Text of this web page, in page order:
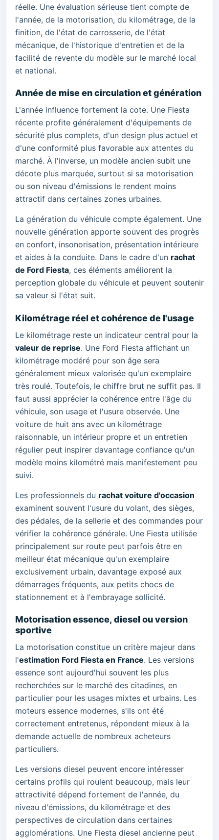
réelle. Une évaluation sérieuse tient compte de
l'année, de la motorisation, du kilométrage, de la
finition, de l'état de carrosserie, de l'état
mécanique, de l'historique d'entretien et de la
facilité de revente du modèle sur le marché local
et national.
Année de mise en circulation et génération
L'année influence fortement la cote. Une Fiesta
récente profite généralement d'équipements de
sécurité plus complets, d'un design plus actuel et
d'une conformité plus favorable aux attentes du
marché. À l'inverse, un modèle ancien subit une
décote plus marquée, surtout si sa motorisation
ou son niveau d'émissions le rendent moins
attractif dans certaines zones urbaines.
La génération du véhicule compte également. Une
nouvelle génération apporte souvent des progrès
en confort, insonorisation, présentation intérieure
et aides à la conduite. Dans le cadre d'un rachat
de Ford Fiesta, ces éléments améliorent la
perception globale du véhicule et peuvent soutenir
sa valeur si l'état suit.
Kilométrage réel et cohérence de l'usage
Le kilométrage reste un indicateur central pour la
valeur de reprise. Une Ford Fiesta affichant un
kilométrage modéré pour son âge sera
généralement mieux valorisée qu'un exemplaire
très roulé. Toutefois, le chiffre brut ne suffit pas. Il
faut aussi apprécier la cohérence entre l'âge du
véhicule, son usage et l'usure observée. Une
voiture de huit ans avec un kilométrage
raisonnable, un intérieur propre et un entretien
régulier peut inspirer davantage confiance qu'un
modèle moins kilométré mais manifestement peu
suivi.
Les professionnels du rachat voiture d'occasion
examinent souvent l'usure du volant, des sièges,
des pédales, de la sellerie et des commandes pour
vérifier la cohérence générale. Une Fiesta utilisée
principalement sur route peut parfois être en
meilleur état mécanique qu'un exemplaire
exclusivement urbain, davantage exposé aux
démarrages fréquents, aux petits chocs de
stationnement et à l'embrayage sollicité.
Motorisation essence, diesel ou version
sportive
La motorisation constitue un critère majeur dans
l'estimation Ford Fiesta en France. Les versions
essence sont aujourd'hui souvent les plus
recherchées sur le marché des citadines, en
particulier pour les usages mixtes et urbains. Les
moteurs essence modernes, s'ils ont été
correctement entretenus, répondent mieux à la
demande actuelle de nombreux acheteurs
particuliers.
Les versions diesel peuvent encore intéresser
certains profils qui roulent beaucoup, mais leur
attractivité dépend fortement de l'année, du
niveau d'émissions, du kilométrage et des
perspectives de circulation dans certaines
agglomérations. Une Fiesta diesel ancienne peut